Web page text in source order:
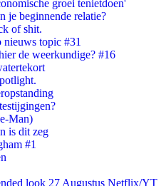
groei tenietdoen'
je beginnende relatie?
of shit.
topic #31
de weerkundige? #16
Man)
is dit zeg
#1
look 27 Augustus Netflix/YT